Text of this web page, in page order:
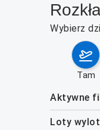
Wybierz
tam
Aktywne
Loty